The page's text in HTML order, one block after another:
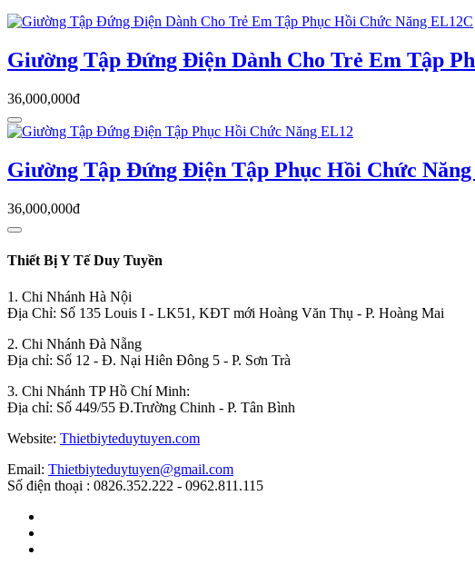
Giường Tập Đứng Điện Dành Cho Trẻ Em Tập
36,000,000đ
Giường Tập Đứng Điện Tập Phục Hồi Chức
36,000,000đ
Thiết Bị Y Tế Duy Tuyền
1. Chi Nhánh Hà Nội
Địa Chỉ: Số 135 Louis I - LK51, KĐT mới Hoàng Văn Thụ - P. Hoàng Mai
2. Chi Nhánh Đà Nẵng
Địa chỉ: Số 12 - Đ. Nại Hiên Đông 5 - P. Sơn Trà
3. Chi Nhánh TP Hồ Chí Minh:
Địa chỉ: Số 449/55 Đ.Trường Chinh - P. Tân Bình
Website: Thietbiyteduytuyen.com
Email: Thietbiyteduytuyen@gmail.com
Số điện thoại : 0826.352.222 - 0962.811.115